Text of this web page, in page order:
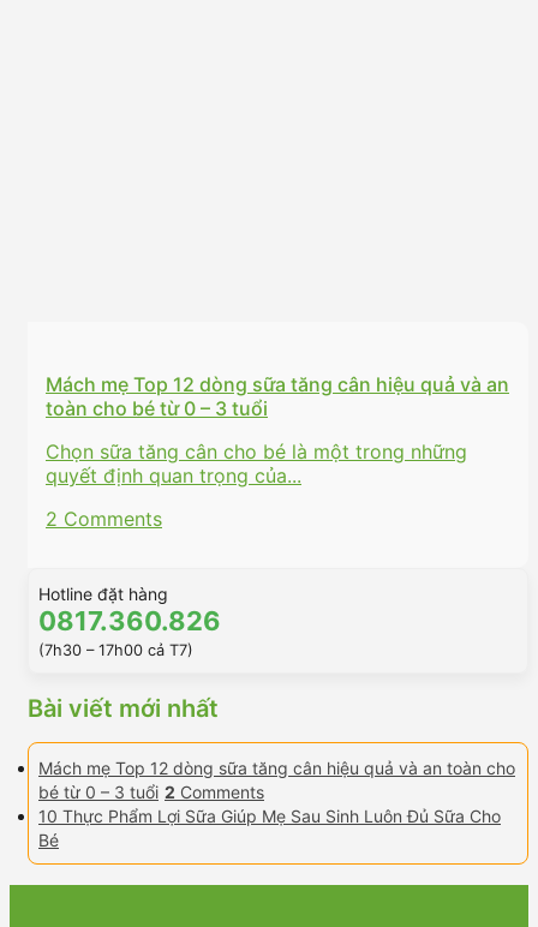
Mách mẹ Top 12 dòng sữa tăng cân hiệu quả và an
toàn cho bé từ 0 – 3 tuổi
Chọn sữa tăng cân cho bé là một trong những
quyết định quan trọng của...
2 Comments
Hotline đặt hàng
0817.360.826
(7h30 – 17h00 cả T7)
Bài viết mới nhất
Mách mẹ Top 12 dòng sữa tăng cân hiệu quả và an toàn cho
bé từ 0 – 3 tuổi 2 Comments
10 Thực Phẩm Lợi Sữa Giúp Mẹ Sau Sinh Luôn Đủ Sữa Cho
Bé